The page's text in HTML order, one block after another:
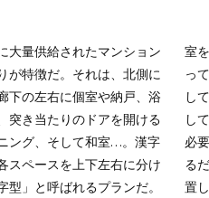
大量供給されたマンション
が特徴だ。それは、北側に
下の左右に個室や納戸、浴
突き当たりのドアを開ける
ング、そして和室…。漢字
スペースを上下左右に分け
型」と呼ばれるプランだ。
室
っ
し
し
必
る
置